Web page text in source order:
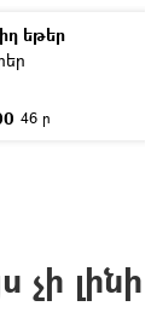
եթեր
46 ր
չի լինի